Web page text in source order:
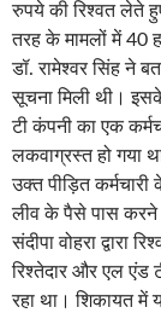
रुपये की रिश्वत लेते हुए
तरह के मामलों में 40
डॉ. रामेश्वर सिंह ने
सूचना मिली थी।
टी कंपनी का एक
लकवाग्रस्त हो गया
उक्त पीड़ित
लीव के पैसे पास करने
संदीपा वोहरा द्वारा
रिश्तेदार और एल एंड
रहा था। शिकायत में